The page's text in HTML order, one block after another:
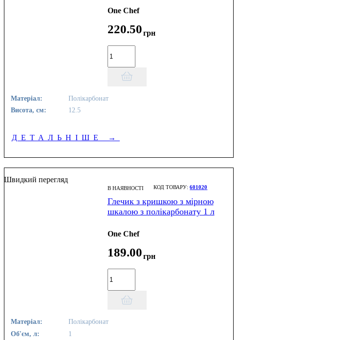
One Chef
220.50грн
Матеріал:
Полікарбонат
Висота, см:
12.5
ДЕТАЛЬНІШЕ →
Швидкий перегляд
В НАЯВНОСТІ 601020
Глечик з кришкою з мірною
шкалою з полікарбонату 1 л
One Chef
189.00грн
Матеріал:
Полікарбонат
Об'єм, л:
1